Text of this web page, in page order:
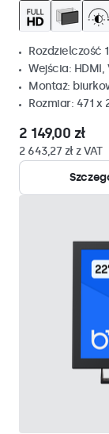
Rozdzielczość
Wejścia: HDMI,
Montaż:
Rozmiar: 471 x
2 149,00 zł
2 643,27 zł z VAT